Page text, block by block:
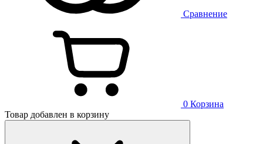
Сравнение
0 Корзина
Товар добавлен в корзину